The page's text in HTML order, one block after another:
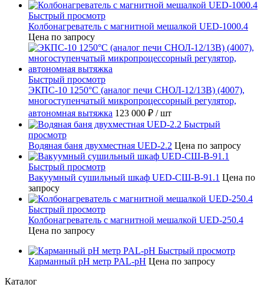
Быстрый просмотр
Колбонагреватель с магнитной мешалкой UED-1000.4
Цена по запросу
Быстрый просмотр
ЭКПС-10 1250°С (аналог печи СНОЛ-12/13В) (4007),
многоступенчатый микропроцессорный регулятор,
автономная вытяжка 123 000 ₽ / шт
Быстрый
просмотр
Водяная баня двухместная UED-2.2 Цена по запросу
Быстрый просмотр
Вакуумный сушильный шкаф UED-СШ-В-91.1 Цена по
запросу
Быстрый просмотр
Колбонагреватель с магнитной мешалкой UED-250.4
Цена по запросу
Быстрый просмотр
Карманный pH метр PAL-pH Цена по запросу
Каталог